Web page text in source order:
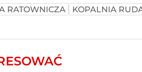
RATOWNICZA KOPALNIA